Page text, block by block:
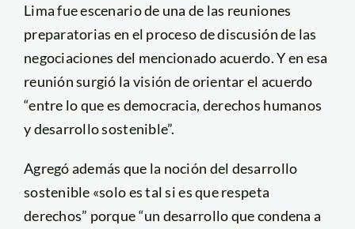
Lima fue escenario de una de las reuniones
preparatorias en el proceso de discusión de las
negociaciones del mencionado acuerdo. Y en esa
reunión surgió la visión de orientar el acuerdo
“entre lo que es democracia, derechos humanos
y desarrollo sostenible”.
Agregó además que la noción del desarrollo
sostenible «solo es tal si es que respeta
derechos” porque “un desarrollo que condena a